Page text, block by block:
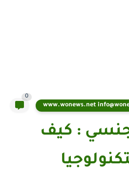
0
: كيف